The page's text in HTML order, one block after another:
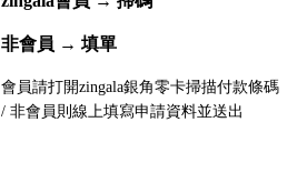
非會員 → 填單
會員請打開zingala銀角零卡掃描付款條碼
/ 非會員則線上填寫申請資料並送出